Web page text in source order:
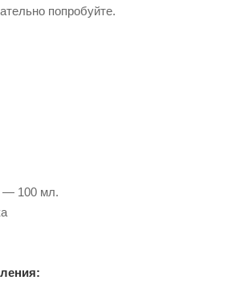
попробуйте.
— 100 мл.